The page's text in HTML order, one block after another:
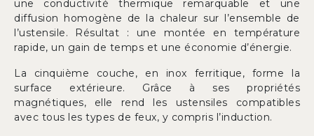
une conductivité thermique remarquable et une
diffusion homogène de la chaleur sur l’ensemble de
l’ustensile. Résultat : une montée en température
rapide, un gain de temps et une économie d’énergie.
La cinquième couche, en inox ferritique, forme la
surface extérieure. Grâce à ses propriétés
magnétiques, elle rend les ustensiles compatibles
avec tous les types de feux, y compris l’induction.